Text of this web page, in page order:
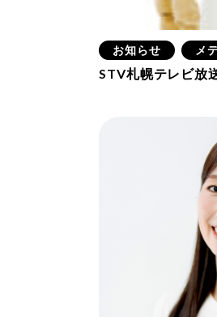
お知らせ メ
STV札幌テレビ放